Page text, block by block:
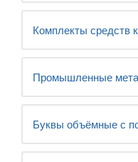
Комплекты средств
Промышленные
Буквы объёмные с